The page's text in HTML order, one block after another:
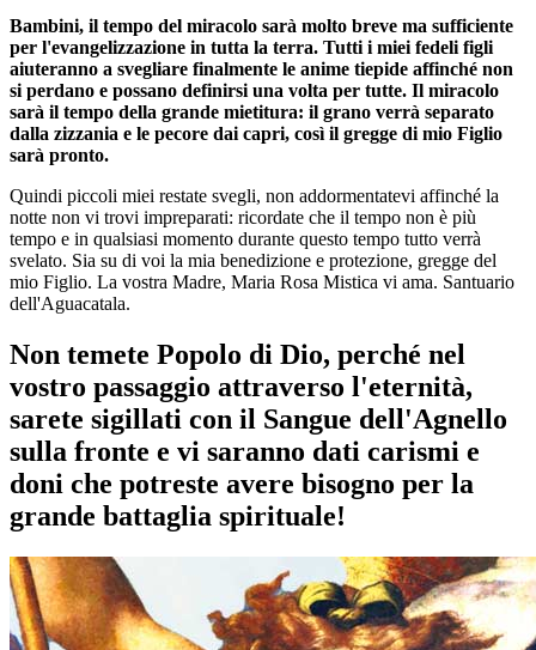
Bambini, il tempo del miracolo sarà molto breve ma sufficiente
per l'evangelizzazione in tutta la terra. Tutti i miei fedeli figli
aiuteranno a svegliare finalmente le anime tiepide affinché non
si perdano e possano definirsi una volta per tutte. Il miracolo
sarà il tempo della grande mietitura: il grano verrà separato
dalla zizzania e le pecore dai capri, così il gregge di mio Figlio
sarà pronto.
Quindi piccoli miei restate svegli, non addormentatevi affinché la
notte non vi trovi impreparati: ricordate che il tempo non è più
tempo e in qualsiasi momento durante questo tempo tutto verrà
svelato. Sia su di voi la mia benedizione e protezione, gregge del
mio Figlio. La vostra Madre, Maria Rosa Mistica vi ama. Santuario
dell'Aguacatala.
Non temete Popolo di Dio, perché nel
vostro passaggio attraverso l'eternità,
sarete sigillati con il Sangue dell'Agnello
sulla fronte e vi saranno dati carismi e
doni che potreste avere bisogno per la
grande battaglia spirituale!